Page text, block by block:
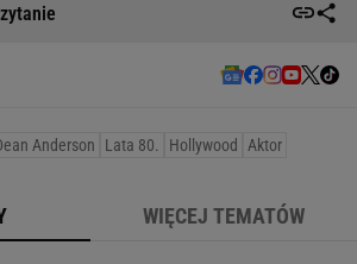
Anderson Lata 80. Hollywood Aktor
WIĘCEJ TEMATÓW